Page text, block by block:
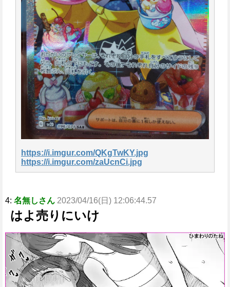
https://i.imgur.com/QKgTwKY.jpg
https://i.imgur.com/zaUcnCi.jpg
4: 名無しさん 2023/04/16(日) 12:06:44.57
はよ売りにいけ